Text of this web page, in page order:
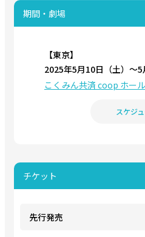
2025.04.25
舞台「９９」アフターイベン
舞台「９９」 公式Xフォロー
期間・劇場
【東京】
2025年5月10日（土）〜5
スケジ
チケット
先行発売